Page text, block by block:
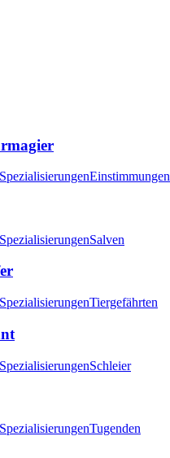
SpezialisierungenEinstimmungen
SpezialisierungenSalven
SpezialisierungenTiergefährten
SpezialisierungenSchleier
SpezialisierungenTugenden